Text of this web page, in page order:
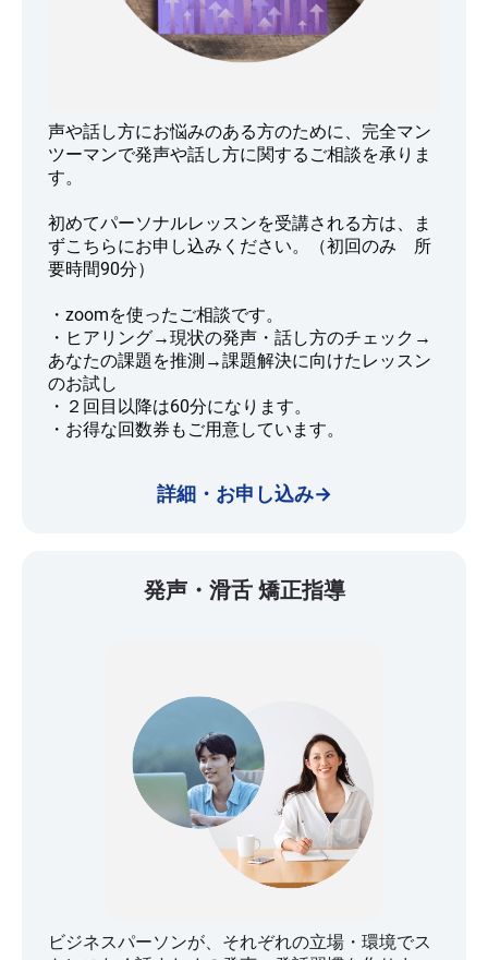
声や話し方にお悩みのある方のために、完全マン
ツーマンで発声や話し方に関するご相談を承りま
す。
初めてパーソナルレッスンを受講される方は、ま
ずこちらにお申し込みください。（初回のみ 所
要時間90分）
・zoomを使ったご相談です。
・ヒアリング→現状の発声・話し方のチェック→
あなたの課題を推測→課題解決に向けたレッスン
のお試し
・２回目以降は60分になります。
・お得な回数券もご用意しています。
詳細・お申し込み→
発声・滑舌 矯正指導
ビジネスパーソンが、それぞれの立場・環境でス